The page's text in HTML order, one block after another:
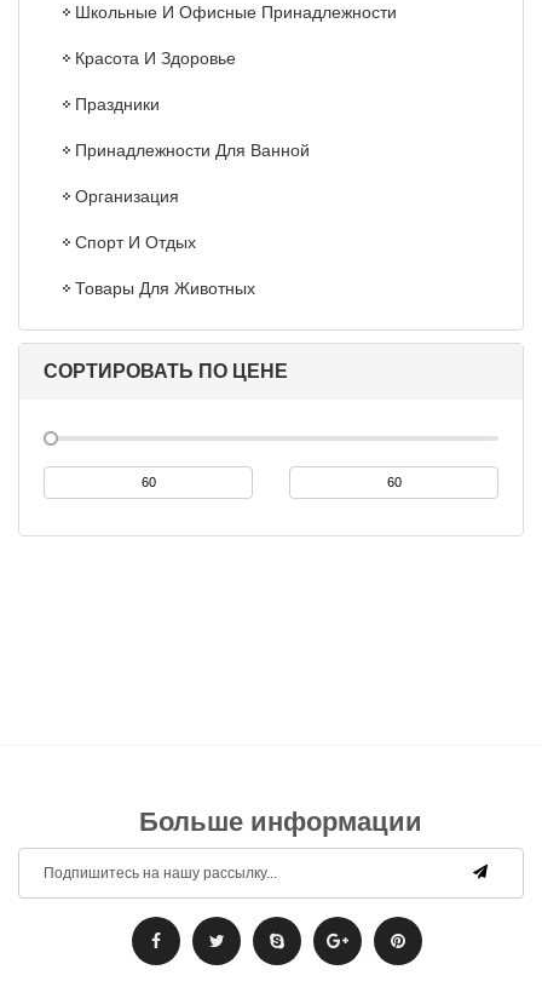
Школьные И Офисные Принадлежности
Красота И Здоровье
Праздники
Принадлежности Для Ванной
Организация
Спорт И Отдых
Товары Для Животных
СОРТИРОВАТЬ ПО ЦЕНЕ
Больше информации